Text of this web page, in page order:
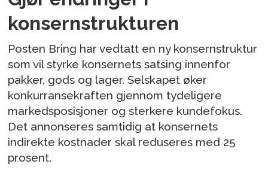
konsernstrukturen
Posten Bring har vedtatt en ny konsernstruktur
som vil styrke konsernets satsing innenfor
pakker, gods og lager. Selskapet øker
konkurransekraften gjennom tydeligere
markedsposisjoner og sterkere kundefokus.
Det annonseres samtidig at konsernets
indirekte kostnader skal reduseres med 25
prosent.